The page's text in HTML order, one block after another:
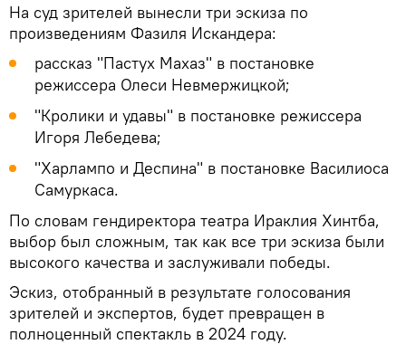
На суд зрителей вынесли три эскиза по
произведениям Фазиля Искандера:
рассказ "Пастух Махаз" в постановке
режиссера Олеси Невмержицкой;
"Кролики и удавы" в постановке режиссера
Игоря Лебедева;
"Харлампо и Деспина" в постановке Василиоса
Самуркаса.
По словам гендиректора театра Ираклия Хинтба,
выбор был сложным, так как все три эскиза были
высокого качества и заслуживали победы.
Эскиз, отобранный в результате голосования
зрителей и экспертов, будет превращен в
полноценный спектакль в 2024 году.